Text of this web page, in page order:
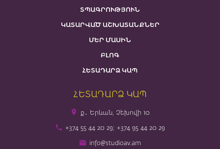
ՏՊԱԳՐՈՒԹՅՈՒՆ
ԿԱՏԱՐՎԱԾ ԱՇԽԱՏԱՆՔՆԵՐ
ՄԵՐ ՄԱՍԻՆ
ԲԼՈԳ
ՀԵՏԱԴԱՐՁ ԿԱՊ
ՀԵՏԱԴԱՐՁ ԿԱՊ
ք․ Երևան, Չեխովի 10
+374 55 44 20 29; +374 95 44 20 29
info@studioav.am